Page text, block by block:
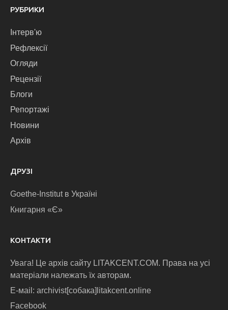
РУБРИКИ
Інтерв'ю
Рефлексії
Огляди
Рецензії
Блоги
Репортажі
Новини
Архів
ДРУЗІ
Goethe-Institut в Україні
Книгарня «Є»
КОНТАКТИ
Увага! Це архів сайту LITAKCENT.COM. Права на усі
матеріали належать їх авторам.
E-маіl: archivist[собака]litakcent.online
Facebook